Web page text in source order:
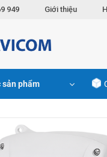
949 Giới thiệu
sản phẩm